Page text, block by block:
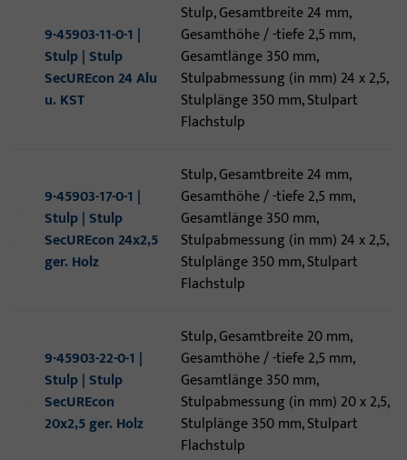
9-45903-11-0-1 |
Stulp | Stulp
SecUREcon 24 Alu
u. KST
Stulp, Gesamtbreite 24 mm,
Gesamthöhe / -tiefe 2,5 mm,
Gesamtlänge 350 mm,
Stulpabmessung (in mm) 24 x 2,5,
Stulplänge 350 mm, Stulpart
Flachstulp
9-45903-17-0-1 |
Stulp | Stulp
SecUREcon 24x2,5
ger. Holz
Stulp, Gesamtbreite 24 mm,
Gesamthöhe / -tiefe 2,5 mm,
Gesamtlänge 350 mm,
Stulpabmessung (in mm) 24 x 2,5,
Stulplänge 350 mm, Stulpart
Flachstulp
9-45903-22-0-1 |
Stulp | Stulp
SecUREcon
20x2,5 ger. Holz
Stulp, Gesamtbreite 20 mm,
Gesamthöhe / -tiefe 2,5 mm,
Gesamtlänge 350 mm,
Stulpabmessung (in mm) 20 x 2,5,
Stulplänge 350 mm, Stulpart
Flachstulp